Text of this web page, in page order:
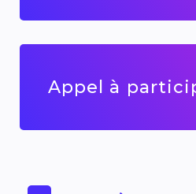
Appel à